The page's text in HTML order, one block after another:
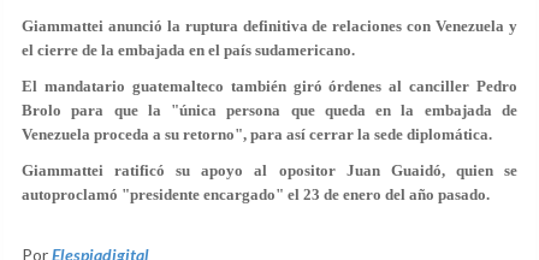
Giammattei anunció la ruptura definitiva de relaciones con Venezuela y
el cierre de la embajada en el país sudamericano.
El mandatario guatemalteco también giró órdenes al canciller Pedro
Brolo para que la "única persona que queda en la embajada de
Venezuela proceda a su retorno", para así cerrar la sede diplomática.
Giammatteiratificó su apoyo al opositor Juan Guaidó, quien se
autoproclamó "presidente encargado" el 23 de enero del año pasado.
PorElespiadigital